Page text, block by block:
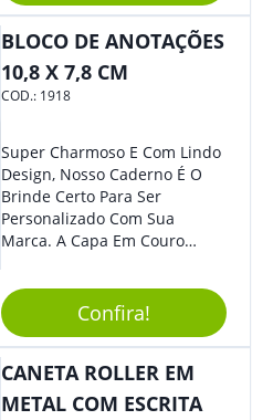
BLOCO DE ANOTAÇÕES
10,8 X 7,8 CM
COD.: 1918
Super Charmoso E Com Lindo
Design, Nosso Caderno É O
Brinde Certo Para Ser
Personalizado Com Sua
Marca. A Capa Em Couro
Elástico Permite Maior
Segurança Ao Carregá-Lo.
Ofereça A Seus Clientes E
Colaboradores, Sem Dúvidas
Eles Irão Adorar.
Confira!
CANETA ROLLER EM
METAL COM ESCRITA